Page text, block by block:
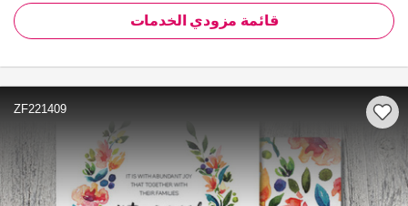
قائمة مزودي الخدمات
ZF221409